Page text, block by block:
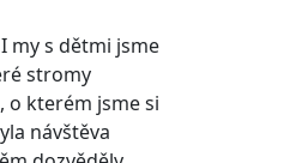
my s dětmi jsme
stromy
o kterém jsme si
návštěva